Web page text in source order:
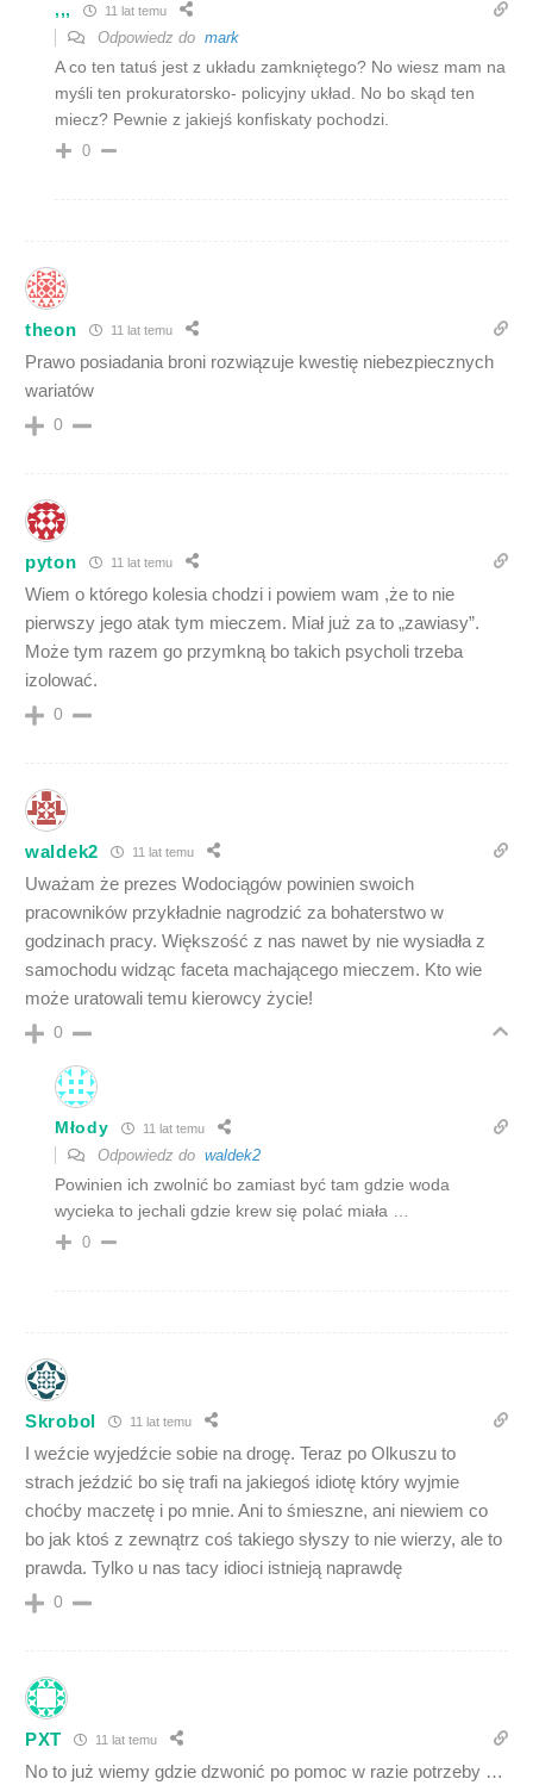
,,, 11 lat temu
Odpowiedz do mark
A co ten tatuś jest z układu zamkniętego? No wiesz mam na
myśli ten prokuratorsko- policyjny układ. No bo skąd ten
miecz? Pewnie z jakiejś konfiskaty pochodzi.
0
theon 11 lat temu
Prawo posiadania broni rozwiązuje kwestię niebezpiecznych
wariatów
0
pyton 11 lat temu
Wiem o którego kolesia chodzi i powiem wam ,że to nie
pierwszy jego atak tym mieczem. Miał już za to „zawiasy”.
Może tym razem go przymkną bo takich psycholi trzeba
izolować.
0
waldek2 11 lat temu
Uważam że prezes Wodociągów powinien swoich
pracowników przykładnie nagrodzić za bohaterstwo w
godzinach pracy. Większość z nas nawet by nie wysiadła z
samochodu widząc faceta machającego mieczem. Kto wie
może uratowali temu kierowcy życie!
0
Młody 11 lat temu
Odpowiedz do waldek2
Powinien ich zwolnić bo zamiast być tam gdzie woda
wycieka to jechali gdzie krew się polać miała …
0
Skrobol 11 lat temu
I weźcie wyjedźcie sobie na drogę. Teraz po Olkuszu to
strach jeździć bo się trafi na jakiegoś idiotę który wyjmie
choćby maczetę i po mnie. Ani to śmieszne, ani niewiem co
bo jak ktoś z zewnątrz coś takiego słyszy to nie wierzy, ale to
prawda. Tylko u nas tacy idioci istnieją naprawdę
0
PXT 11 lat temu
No to już wiemy gdzie dzwonić po pomoc w razie potrzeby …